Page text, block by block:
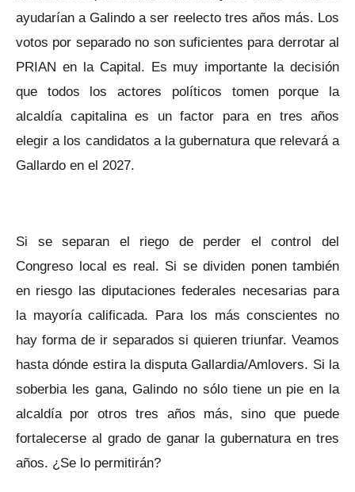
ayudarían a Galindo a ser reelecto tres años más. Los
votos por separado no son suficientes para derrotar al
PRIAN en la Capital. Es muy importante la decisión
que todos los actores políticos tomen porque la
alcaldía capitalina es un factor para en tres años
elegir a los candidatos a la gubernatura que relevará a
Gallardo en el 2027.
Si se separan el riego de perder el control del
Congreso local es real. Si se dividen ponen también
en riesgo las diputaciones federales necesarias para
la mayoría calificada. Para los más conscientes no
hay forma de ir separados si quieren triunfar. Veamos
hasta dónde estira la disputa Gallardia/Amlovers. Si la
soberbia les gana, Galindo no sólo tiene un pie en la
alcaldía por otros tres años más, sino que puede
fortalecerse al grado de ganar la gubernatura en tres
años. ¿Se lo permitirán?